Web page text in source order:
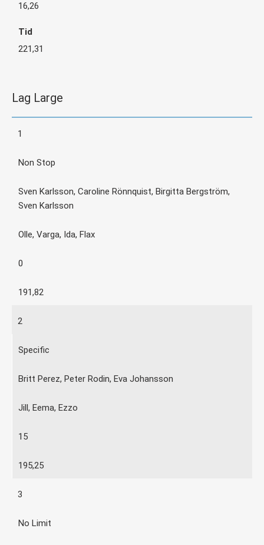
16,26
221,31
Lag Large
1
Non Stop
Sven Karlsson, Caroline Rönnquist, Birgitta Bergström,
Sven Karlsson
Olle, Varga, Ida, Flax
0
191,82
2
Specific
Britt Perez, Peter Rodin, Eva Johansson
Jill, Eema, Ezzo
15
195,25
3
No Limit